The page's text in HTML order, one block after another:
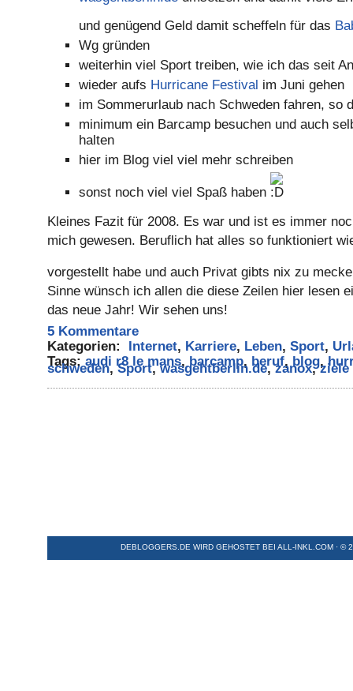
und genügend Geld damit scheffeln für das
Wg gründen
weiterhin viel Sport treiben, wie ich das seit
wieder aufs Hurricane Festival im Juni gehen
im Sommerurlaub nach Schweden fahren, so
minimum ein Barcamp besuchen und auch
halten
hier im Blog viel viel mehr schreiben
sonst noch viel viel Spaß haben
Kleines Fazit für 2008. Es war und ist es immer
mich gewesen. Beruflich hat alles so funktioniert
vorgestellt habe und auch Privat gibts nix zu
Sinne wünsch ich allen die diese Zeilen hier lesen
das neue Jahr! Wir sehen uns!
5 Kommentare
Kategorien: Internet, Karriere, Leben, Sport,
Tags: audi r8 le mans, barcamp, beruf, blog,
schweden,Sport,wasgehtberlin.de,zanox,ziele
DEBLOGGERS.DE WIRD GEHOSTET BEI ALL-INKL.COM · ©